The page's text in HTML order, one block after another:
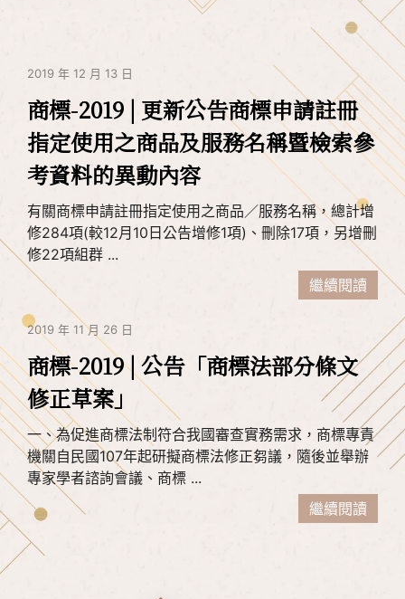
2019 年 12 月 13 日
商標-2019 | 更新公告商標申請註冊
指定使用之商品及服務名稱暨檢索參
考資料的異動內容
有關商標申請註冊指定使用之商品／服務名稱，總計增
修284項(較12月10日公告增修1項)、刪除17項，另增刪
修22項組群 ...
繼續閱讀
2019 年 11 月 26 日
商標-2019 | 公告「商標法部分條文
修正草案」
一、為促進商標法制符合我國審查實務需求，商標專責
機關自民國107年起研擬商標法修正芻議，隨後並舉辦
專家學者諮詢會議、商標 ...
繼續閱讀